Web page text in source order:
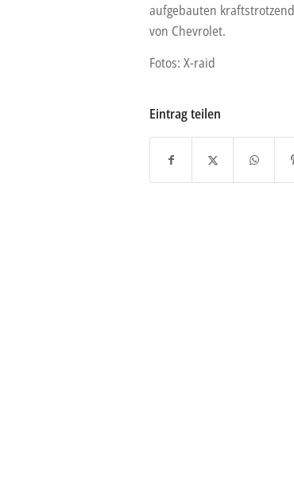
aufgebauten
von Chevrolet.
Fotos: X-raid
Eintrag teilen